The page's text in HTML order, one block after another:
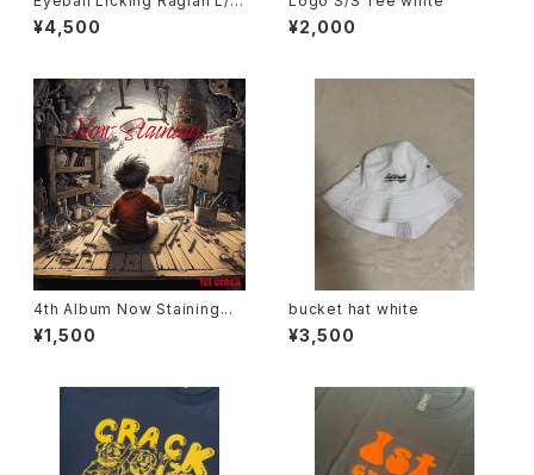
Tee black
¥4,500 ¥2,000
4th Album Now Staining...
¥1,500
bucket hat white
¥3,500